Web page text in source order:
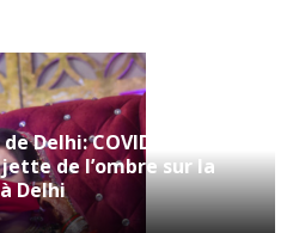
Delhi: COVID-19: Le
de l’ombre sur la
Delhi